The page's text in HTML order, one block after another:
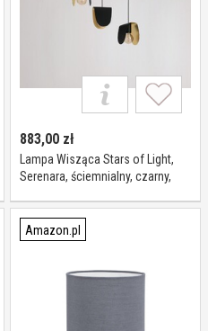
883,00 zł
Lampa Wisząca Stars of Light,
Serenara, ściemnialny, czarny,
Amazon.pl